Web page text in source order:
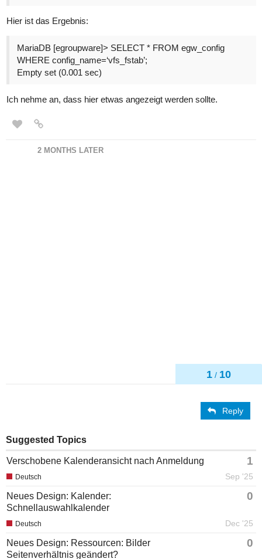
1 / 10
Hier ist das Ergebnis:
MariaDB [egroupware]> SELECT * FROM egw_config
WHERE config_name=‘vfs_fstab’;
Empty set (0.001 sec)
Ich nehme an, dass hier etwas angezeigt werden sollte.
2 MONTHS LATER
Reply
Suggested Topics
Verschobene Kalenderansicht nach Anmeldung 1
Sep '25
Deutsch
Neues Design: Kalender:
Schnellauswahlkalender
0
Dec '25
Deutsch
Neues Design: Ressourcen: Bilder
Seitenverhältnis geändert?
0